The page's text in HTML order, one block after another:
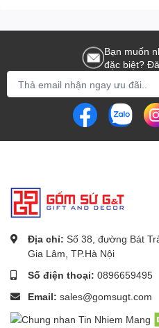
Bạn muốn
đặc biệt?
Địa chỉ: Số 38, đường Bát
Gia Lâm, TP.Hà Nội
Số điện thoại: 0896659495
Email: sales@gomsugt.com